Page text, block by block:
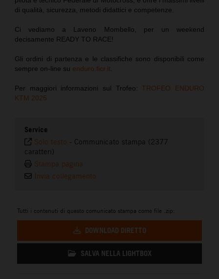
di qualità, sicurezza, metodi didattici e competenze.
Ci vediamo a Laveno Mombello, per un weekend
decisamente READY TO RACE!
Gli ordini di partenza e le classifiche sono disponibili come
sempre on-line su enduro.ficr.it.
Per maggiori informazioni sul Trofeo:TROFEO ENDURO
KTM 2025
Service
Solo testo - Communicato stampa (2377
caratteri)
Stampa pagina
Invia collegamento
Tutti i contenuti di questo comunicato stampa come file .zip:
DOWNLOAD DIRETTO
SALVA NELLA LIGHTBOX